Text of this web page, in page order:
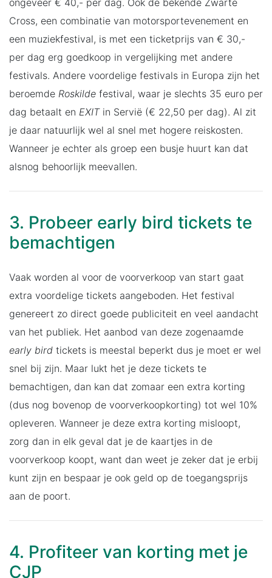
Cross, een combinatie van motorsportevenement en
een muziekfestival, is met een ticketprijs van € 30,-
per dag erg goedkoop in vergelijking met andere
festivals. Andere voordelige festivals in Europa zijn het
beroemde Roskilde festival, waar je slechts 35 euro per
dag betaalt en EXITin Servië (€ 22,50 per dag). Al zit
je daar natuurlijk wel al snel met hogere reiskosten.
Wanneer je echter als groep een busje huurt kan dat
alsnog behoorlijk meevallen.
3. Probeer early bird tickets te
bemachtigen
Vaak worden al voor de voorverkoop van start gaat
extra voordelige tickets aangeboden. Het festival
genereert zo direct goede publiciteit en veel aandacht
van het publiek. Het aanbod van deze zogenaamde
early bird tickets is meestal beperkt dus je moet er wel
snel bij zijn. Maar lukt het je deze tickets te
bemachtigen, dan kan dat zomaar een extra korting
(dus nog bovenop de voorverkoopkorting) tot wel 10%
opleveren. Wanneer je deze extra korting misloopt,
zorg dan in elk geval dat je de kaartjes in de
voorverkoop koopt, want dan weet je zeker dat je erbij
kunt zijn en bespaar je ook geld op de toegangsprijs
aan de poort.
4. Profiteer van korting met je
CJP